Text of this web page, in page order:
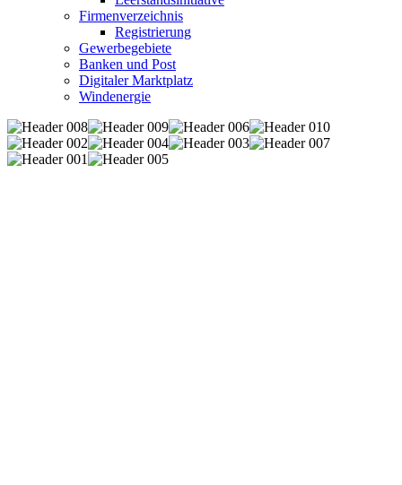
Firmenverzeichnis
Registrierung
Gewerbegebiete
Banken und Post
Digitaler Marktplatz
Windenergie